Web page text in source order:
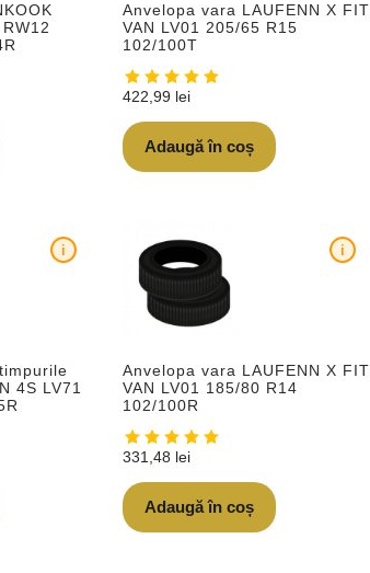
Anvelopa vara LAUFENN X FIT
VAN LV01 205/65 R15
102/100T
422,99 lei
Adaugă în coș
4S LV71
i
Anvelopa vara LAUFENN X FIT
VAN LV01 185/80 R14
102/100R
i
331,48 lei
Adaugă în coș